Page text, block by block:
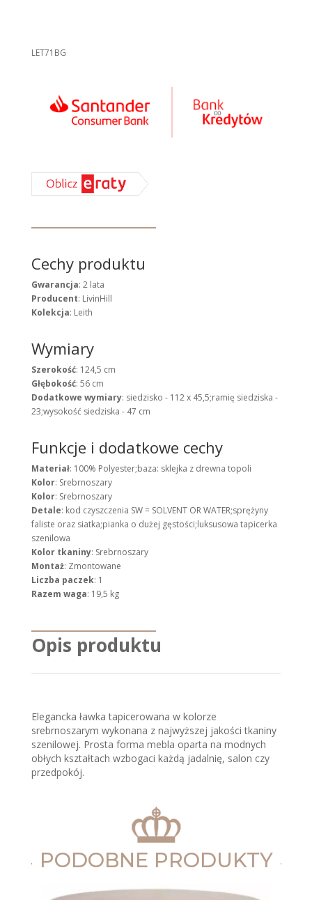
LET71BG
Cechy produktu
Gwarancja: 2 lata
Producent: LivinHill
Kolekcja: Leith
Wymiary
Szerokość: 124,5 cm
Głębokość: 56 cm
Dodatkowe wymiary: siedzisko - 112 x 45,5;ramię siedziska -
23;wysokość siedziska - 47 cm
Funkcje i dodatkowe cechy
Materiał: 100% Polyester;baza: sklejka z drewna topoli
Kolor: Srebrnoszary
Kolor: Srebrnoszary
Detale: kod czyszczenia SW = SOLVENT OR WATER;sprężyny
faliste oraz siatka;pianka o dużej gęstości;luksusowa tapicerka
szenilowa
Kolor tkaniny: Srebrnoszary
Montaż: Zmontowane
Liczba paczek: 1
Razem waga: 19,5 kg
Opis produktu
Elegancka ławka tapicerowana w kolorze
srebrnoszarym wykonana z najwyższej jakości tkaniny
szenilowej. Prosta forma mebla oparta na modnych
obłych kształtach wzbogaci każdą jadalnię, salon czy
przedpokój.
PODOBNE PRODUKTY